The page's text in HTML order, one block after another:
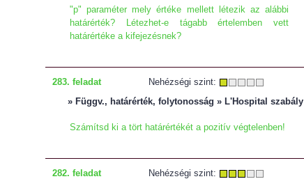
"p" paraméter mely értéke mellett létezik az alábbi
határérték? Létezhet-e tágabb értelemben vett
határértéke a kifejezésnek?
283. feladat Nehézségi szint:
» Függv., határérték, folytonosság » L'Hospital szabály
Számítsd ki a tört határértékét a pozitív végtelenben!
282. feladat Nehézségi szint: